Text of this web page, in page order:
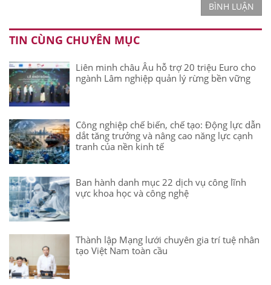
BÌNH LUẬN
TIN CÙNG CHUYÊN MỤC
Liên minh châu Âu hỗ trợ 20 triệu Euro cho
ngành Lâm nghiệp quản lý rừng bền vững
Công nghiệp chế biến, chế tạo: Động lực dẫn
dắt tăng trưởng và nâng cao năng lực cạnh
tranh của nền kinh tế
Ban hành danh mục 22 dịch vụ công lĩnh
vực khoa học và công nghệ
Thành lập Mạng lưới chuyên gia trí tuệ nhân
tạo Việt Nam toàn cầu